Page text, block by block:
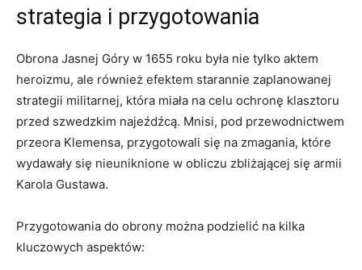
strategia i ​przygotowania
Obrona Jasnej Góry w 1655 roku była nie tylko‍ aktem
heroizmu, ale również efektem starannie zaplanowanej
strategii militarnej, która miała na celu ochronę klasztoru
przed⁢ szwedzkim najeźdźcą. Mnisi, pod przewodnictwem
przeora Klemensa, przygotowali się na zmagania, które
wydawały się nieuniknione w⁢ obliczu zbliżającej się armii
⁤Karola Gustawa.
Przygotowania do obrony można podzielić na ‍kilka
kluczowych aspektów: